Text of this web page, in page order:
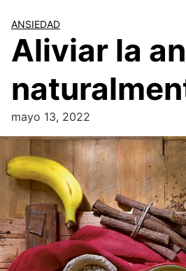
ANSIEDAD
Aliviar la
mayo 13, 2022